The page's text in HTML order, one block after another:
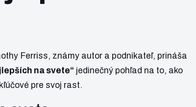
Ferriss, známy autor a podnikateľ, prináša
na svete“ jedinečný pohľad na to, ako
pre svoj rast.